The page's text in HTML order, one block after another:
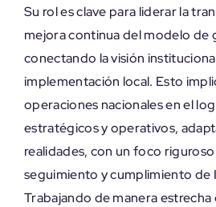
Su rol es clave para liderar la
mejora continua del modelo de
conectando la visión
implementación local. Esto
operaciones nacionales en el
estratégicos y operativos,
realidades, con un foco
seguimiento y cumplimiento de
Trabajando de manera estrecha